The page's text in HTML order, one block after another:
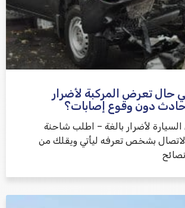
حال تعرض المركبة لأضرار
دون وقوع إصابات؟
لأضرار بالغة – اطلب شاحنة
بشخص تعرفه ليأتي ويقلك من